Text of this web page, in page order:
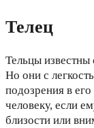
Телец
Тельцы
Но они с
подозрения в
человеку, если
близости или